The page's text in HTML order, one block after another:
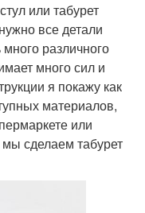
или табурет
все детали
различного
много сил и
я покажу как
материалов,
или
сделаем табурет